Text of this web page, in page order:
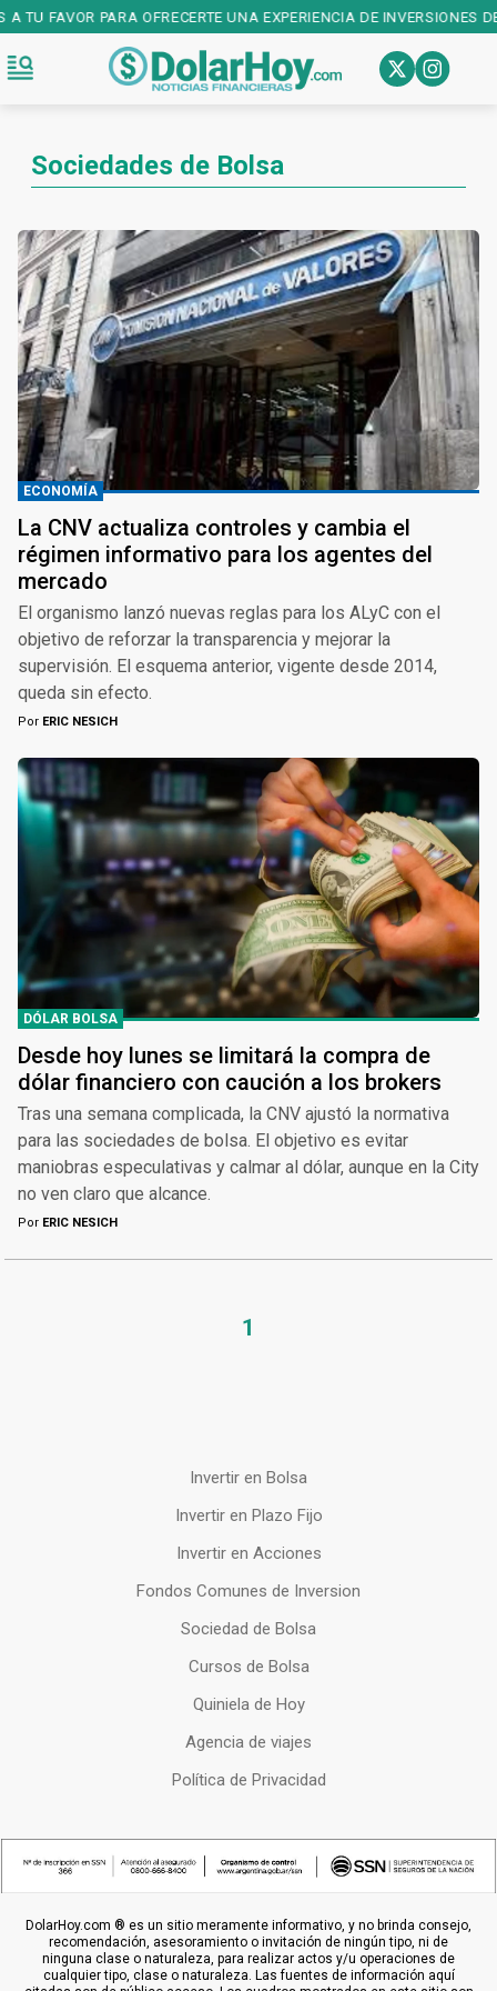
FAVOR PARA OFRECERTE UNA EXPERIENCIA DE INVERSIONES
Sociedades de Bolsa
ECONOMÍA
La CNV actualiza controles y cambia el
régimen informativo para los agentes del
mercado
El organismo lanzó nuevas reglas para los ALyC con el
objetivo de reforzar la transparencia y mejorar la
supervisión. El esquema anterior, vigente desde 2014,
queda sin efecto.
Por ERIC NESICH
DÓLAR BOLSA
Desde hoy lunes se limitará la compra de
dólar financiero con caución a los brokers
Tras una semana complicada, la CNV ajustó la normativa
para las sociedades de bolsa. El objetivo es evitar
maniobras especulativas y calmar al dólar, aunque en la City
no ven claro que alcance.
Por ERIC NESICH
1
Invertir en Bolsa
Invertir en Plazo Fijo
Invertir en Acciones
Fondos Comunes de Inversion
Sociedad de Bolsa
Cursos de Bolsa
Quiniela de Hoy
Agencia de viajes
Política de Privacidad
DolarHoy.com ® es un sitio meramente informativo, y no brinda consejo,
recomendación, asesoramiento o invitación de ningún tipo, ni de
ninguna clase o naturaleza, para realizar actos y/u operaciones de
cualquier tipo, clase o naturaleza. Las fuentes de información aquí